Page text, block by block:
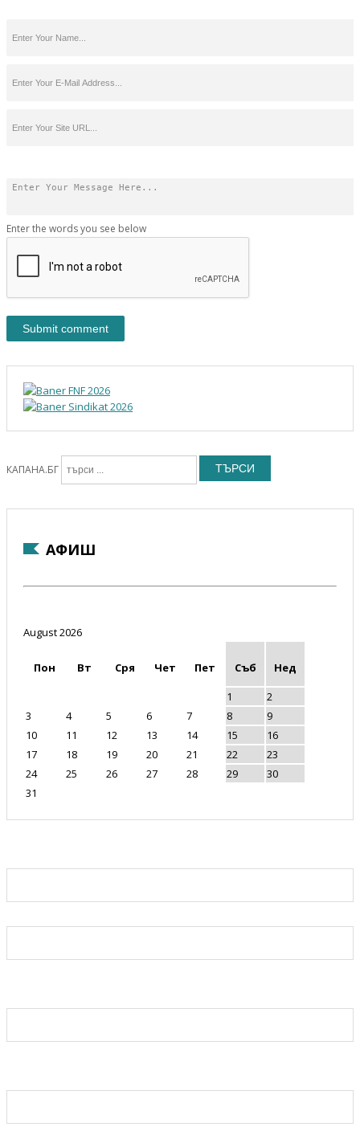
Enter the words you see below
КАПАНА.БГ ТЪРСИ
АФИШ
August 2026
Пон Вт Сря Чет Пет Съб
Нед
1
2
3
4 5 6 7 8
9
10
11 12 13 14 15
16
17
18 19 20 21 22
23
24
25 26 27 28 29
30
31